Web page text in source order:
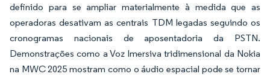
definido para se ampliar materialmente à medida que as
operadoras desativam as centrais TDM legadas seguindo os
cronogramas nacionais de aposentadoria da PSTN.
Demonstrações como a Voz Imersiva tridimensional da Nokia
na MWC 2025 mostram como o áudio espacial pode se tornar